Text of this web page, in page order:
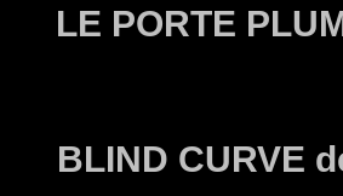
LE PORTE
BLIND CURVE